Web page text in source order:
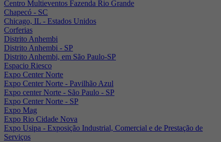
Centro Multieventos Fazenda Rio Grande
Chapecó - SC
Chicago, IL - Estados Unidos
Corferias
Distrito Anhembi
Distrito Anhembi - SP
Distrito Anhembi, em São Paulo-SP
Espacio Riesco
Expo Center Norte
Expo Center Norte - Pavilhão Azul
Expo center Norte - São Paulo - SP
Expo Center Norte - SP
Expo Mag
Expo Rio Cidade Nova
Expo Usipa - Exposição Industrial, Comercial e de Prestação de
Serviços